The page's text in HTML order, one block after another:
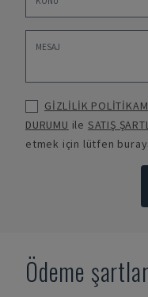
GİZLİLİK
DURUMU ile SATIŞ
etmek için lütfen
Ödeme